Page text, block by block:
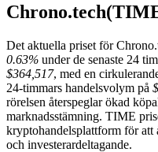
USDT Futures
Futures med USDT
Det aktuella priset för
0.63% under de senaste 24
$364,517, med en
24-timmars handelsvolym på
rörelsen återspeglar ökad
marknadsstämning. TIME
kryptohandelsplattform för att
och investerardeltagande.